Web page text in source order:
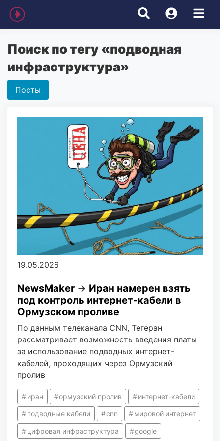
Поиск по тегу «подводная
инфраструктура»
Посты
19.05.2026
NewsMaker → Иран намерен взять
под контроль интернет-кабели в
Ормузском проливе
По данным телеканала CNN, Тегеран
рассматривает возможность введения платы
за использование подводных интернет-
кабелей, проходящих через Ормузский
пролив
иран ормузский пролив интернет-кабели
подводные кабели cnn мировой интернет
цифровая инфраструктура google